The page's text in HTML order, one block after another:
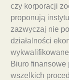
czy korporacji
proponują
zazwyczaj nie
działalności
Biuro finansowe
wszelkich